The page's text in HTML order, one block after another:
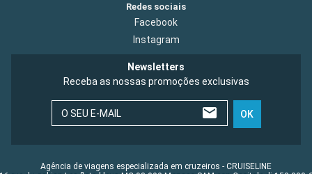
Redes sociais
Facebook
Instagram
Newsletters
Receba as nossas promoções exclusivas
O SEU E-MAIL OK
Agência de viagens especializada em cruzeiros - CRUISELINE